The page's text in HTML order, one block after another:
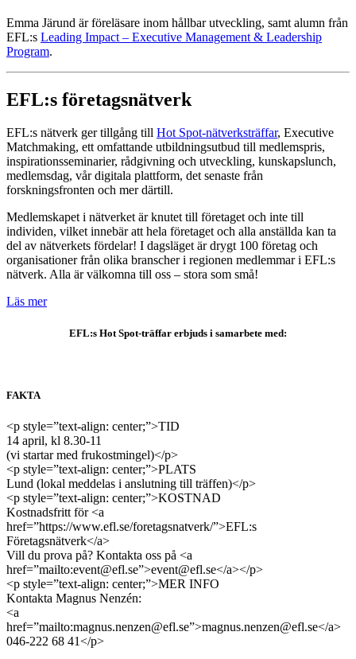
Emma Järund är föreläsare inom hållbar utveckling, samt alumn från
EFL:s Leading Impact – Executive Management & Leadership
Program.
EFL:s företagsnätverk
EFL:s nätverk ger tillgång till Hot Spot-nätverksträffar, Executive
Matchmaking, ett omfattande utbildningsutbud till medlemspris,
inspirationsseminarier, rådgivning och utveckling, kunskapslunch,
medlemsdag, vår digitala plattform, det senaste från
forskningsfronten och mer därtill.
Medlemskapet i nätverket är knutet till företaget och inte till
individen, vilket innebär att hela företaget och alla anställda kan ta
del av nätverkets fördelar! I dagsläget är drygt 100 företag och
organisationer från olika branscher i regionen medlemmar i EFL:s
nätverk. Alla är välkomna till oss – stora som små!
Läs mer
EFL:s Hot Spot-träffar erbjuds i samarbete med:
FAKTA
<p style=”text-align: center;”>TID
14 april, kl 8.30-11
(vi startar med frukostmingel)</p>
<p style=”text-align: center;”>PLATS
Lund (lokal meddelas i anslutning till träffen)</p>
<p style=”text-align: center;”>KOSTNAD
Kostnadsfritt för <a
href=”https://www.efl.se/foretagsnatverk/”>EFL:s
Företagsnätverk</a>
Vill du prova på? Kontakta oss på <a
href=”mailto:event@efl.se”>event@efl.se</a></p>
<p style=”text-align: center;”>MER INFO
Kontakta Magnus Nenzén:
<a
href=”mailto:magnus.nenzen@efl.se”>magnus.nenzen@efl.se</a>
046-222 68 41</p>